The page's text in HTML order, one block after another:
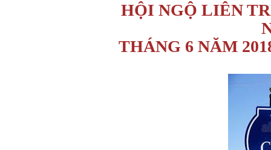
HỘI NGỘ LIÊN
THÁNG 6 NĂM